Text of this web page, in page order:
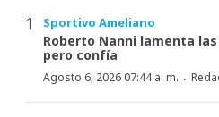
Sportivo Ameliano
Roberto Nanni lamenta
pero confía
Agosto 6, 2026 07:44 a. m. ·